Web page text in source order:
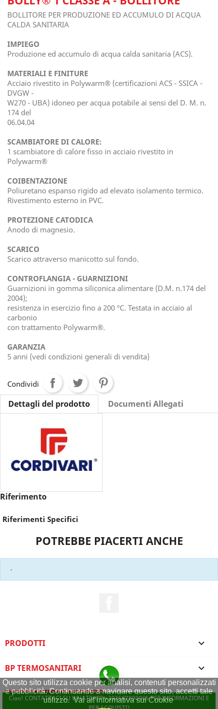
BOLLITORE PER PRODUZIONE ED ACCUMULO DI ACQUA
CALDA SANITARIA
IMPIEGO
Produzione ed accumulo di acqua calda sanitaria (ACS).
MATERIALI E FINITURE
Acciaio rivestito in Polywarm® (certificazioni ACS - SSICA -
DVGW -
W270 - UBA) idoneo per acqua potabile ai sensi del D. M. n.
174 del
06.04.04
SCAMBIATORE DI CALORE:
1 scambiatore di calore fisso in acciaio rivestito in
Polywarm®
COIBENTAZIONE
Poliuretano espanso rigido ad elevato isolamento termico.
Rivestimento esterno in PVC.
PROTEZIONE CATODICA
Anodo di magnesio.
SCARICO
Scarico attraverso manicotto sul fondo.
CONTROFLANGIA - GUARNIZIONI
Guarnizioni in gomma siliconica alimentare (D.M. n.174 del
2004);
resistenza in esercizio fino a 200 °C. Testata in acciaio al
carbonio
con trattamento Polywarm®.
GARANZIA
5 anni (vedi condizioni generali di vendita)
Condividi
Dettagli del prodotto Documenti Allegati
Riferimento
Riferimenti Specifici
POTREBBE PIACERTI ANCHE
-
PRODOTTI 
BP TERMOSANITARI 
INFORMAZIONI NEGOZIO
Questo sito utilizza cookie per analisi, contenuti personalizzati
e pubblicità. Continuando a navigare questo sito, accetti tale
utilizzo. Vai all'informativa sui Cookie
Ciao! CONTATTACI SU WHATSAPP +393667890966 PER INFORMAZIONI E